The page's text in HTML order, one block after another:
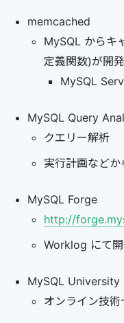
memcached
MySQL からキ
定義関数)が開
MySQL
MySQL Query
クエリー解析
実行計画などか
MySQL Forge
http://
Worklog にて
MySQL University
オンライン技